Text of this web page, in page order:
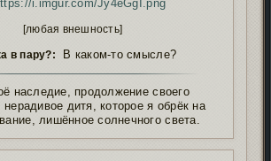
[любая внешность]
в пару?: В каком-то смысле?
наследие, продолжение своего
нерадивое дитя, которое я обрёк на
лишённое солнечного света.